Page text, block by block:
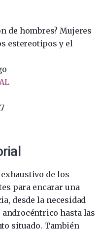
de hombres? Mujeres
estereotipos y el
de los
para encarar una
desde la necesidad
hasta las
situado. También